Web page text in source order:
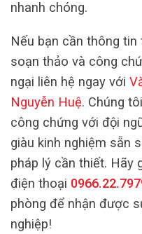
nhanh chóng.
Nếu bạn cần thông
soạn thảo và công
ngại liên hệ ngay với
Nguyễn Huệ. Chúng
công chứng với đội
giàu kinh nghiệm sẵn
pháp lý cần thiết. Hãy
điện thoại
phòng để nhận được
nghiệp!